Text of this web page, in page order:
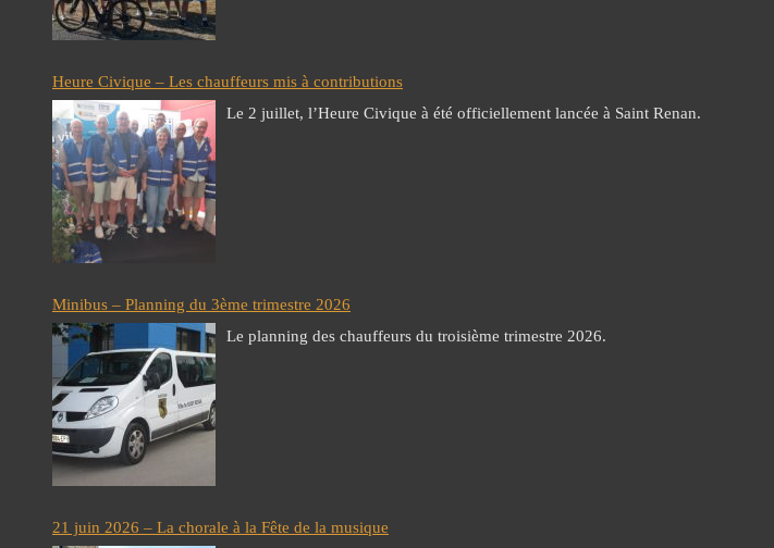
Heure Civique – Les chauffeurs mis à contributions
Le 2 juillet, l’Heure Civique à été officiellement lancée à Saint Renan.
Minibus – Planning du 3ème trimestre 2026
Le planning des chauffeurs du troisième trimestre 2026.
21 juin 2026 – La chorale à la Fête de la musique